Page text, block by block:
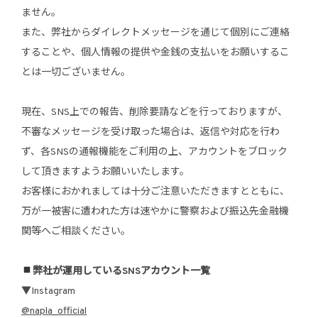
ません。
また、弊社からダイレクトメッセージを通じて個別にご連絡
することや、個人情報の提供や金銭の支払いをお願いするこ
とは一切ございません。
現在、SNS上での報告、削除要請などを行っておりますが、
不審なメッセージを受け取った場合は、返信や対応を行わ
ず、各SNSの通報機能をご利用の上、アカウントをブロック
して頂きますようお願いいたします。
お客様におかれましては十分ご注意いただきますとともに、
万が一被害に遭われた方は速やかに警察および振込先金融機
関等へご相談ください。
弊社が運用しているSNSアカウント一覧
▼Instagram
@napla_official